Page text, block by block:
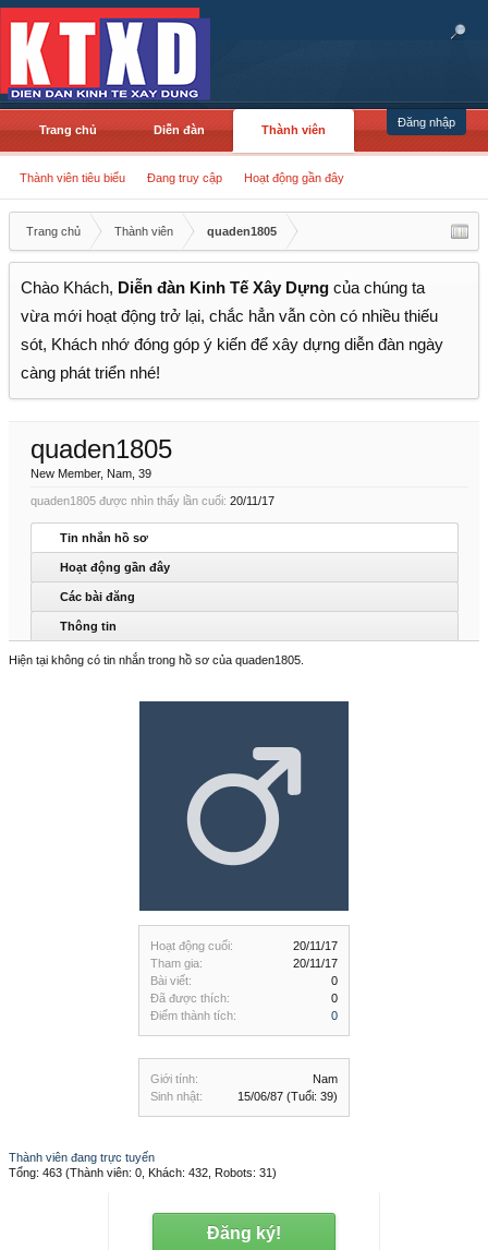
Đăng nhập
Trang chủ Diễn đàn Thành viên
Thành viên tiêu biểu Đang truy cập Hoạt động gần đây
Trang chủ Thành viên quaden1805
Chào Khách, Diễn đàn Kinh Tế Xây Dựng của chúng ta
vừa mới hoạt động trở lại, chắc hẳn vẫn còn có nhiều thiếu
sót, Khách nhớ đóng góp ý kiến để xây dựng diễn đàn ngày
càng phát triển nhé!
Hoạt động cuối:
20/11/17
Tham gia:
20/11/17
Bài viết:
0
Đã được thích:
0
Điểm thành tích:
0
Giới tính:
Nam
Sinh nhật:
15/06/87 (Tuổi: 39)
quaden1805
New Member, Nam, 39
quaden1805 được nhìn thấy lần cuối: 20/11/17
Tin nhắn hồ sơ
Hoạt động gần đây
Các bài đăng
Thông tin
Hiện tại không có tin nhắn trong hồ sơ của quaden1805.
Thành viên đang trực tuyến
Tổng: 463 (Thành viên: 0, Khách: 432, Robots: 31)
Đăng ký!